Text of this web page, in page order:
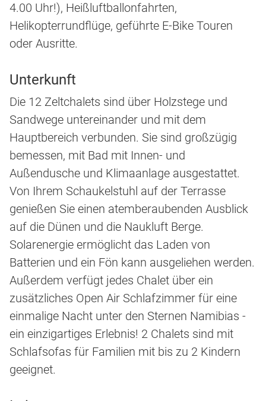
4.00 Uhr!), Heißluftballonfahrten,
Helikopterrundflüge, geführte E-Bike Touren
oder Ausritte.
Unterkunft
Die 12 Zeltchalets sind über Holzstege und
Sandwege untereinander und mit dem
Hauptbereich verbunden. Sie sind großzügig
bemessen, mit Bad mit Innen- und
Außendusche und Klimaanlage ausgestattet.
Von Ihrem Schaukelstuhl auf der Terrasse
genießen Sie einen atemberaubenden Ausblick
auf die Dünen und die Naukluft Berge.
Solarenergie ermöglicht das Laden von
Batterien und ein Fön kann ausgeliehen werden.
Außerdem verfügt jedes Chalet über ein
zusätzliches Open Air Schlafzimmer für eine
einmalige Nacht unter den Sternen Namibias -
ein einzigartiges Erlebnis! 2 Chalets sind mit
Schlafsofas für Familien mit bis zu 2 Kindern
geeignet.